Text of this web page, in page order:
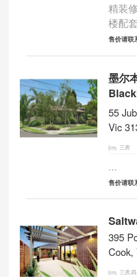
精装
楼配
房和
售价请联
墨尔
55
Vic
三房
...
售价请联
395
Cook,
三房,